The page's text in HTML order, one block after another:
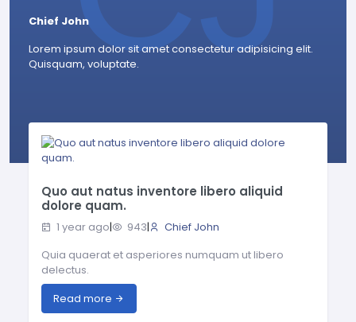
Chief John
Lorem ipsum dolor sit amet consectetur adipisicing elit.
Quisquam, voluptate.
Quo aut natus inventore libero aliquid
dolore quam.
1 year ago| 943|
Chief John
Quia quaerat et asperiores numquam ut libero
delectus.
Read more